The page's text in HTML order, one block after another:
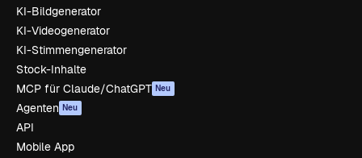
KI-Bildgenerator
KI-Videogenerator
KI-Stimmengenerator
Stock-Inhalte
MCP für Claude/ChatGPT Neu
Agenten Neu
API
Mobile App